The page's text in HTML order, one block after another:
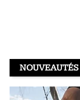
NOUVEAUTÉS